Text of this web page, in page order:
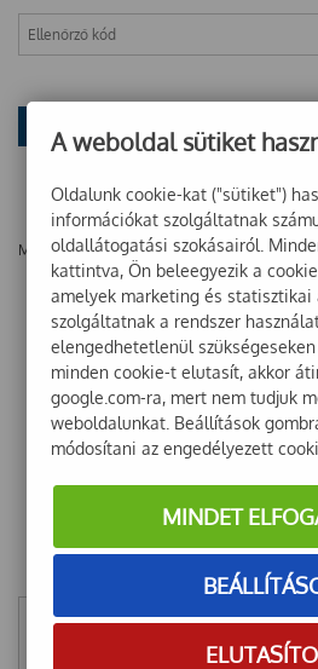
Még nincsenek vélemények ehhez a
Mentett szűrők
A weboldal sütiket
Oldalunk cookie-kat ("sütiket")
információkat szolgáltatnak
oldallátogatási szokásairól.
kattintva, Ön beleegyezik a
amelyek marketing és statisztikai
szolgáltatnak a rendszer
elengedhetetlenül
minden cookie-t elutasít, akkor
google.com-ra, mert nem tudjuk
weboldalunkat. Beállítások
módosítani az engedélyezett
MINDET